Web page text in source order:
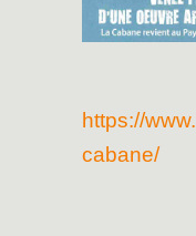
https://
cabane/